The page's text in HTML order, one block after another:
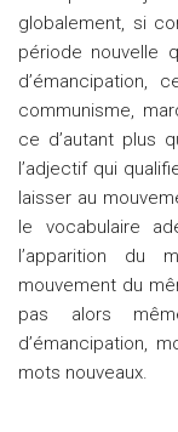
globalement, si
période nouvelle
d’émancipation,
communisme,
ce d’autant plus
l’adjectif qui
laisser au
le vocabulaire
l’apparition du
mouvement du
pas alors
d’émancipation,
mots nouveaux.